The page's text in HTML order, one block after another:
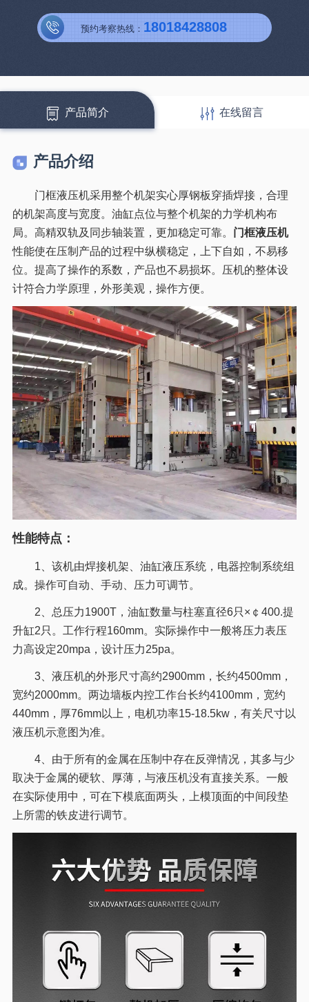
预约考察热线： 18018428808
产品简介 在线留言
产品介绍
门框液压机采用整个机架实心厚钢板穿插焊接，合理
的机架高度与宽度。油缸点位与整个机架的力学机构布
局。高精双轨及同步轴装置，更加稳定可靠。 门框液压机
性能使在压制产品的过程中纵横稳定，上下自如，不易移
位。提高了操作的系数，产品也不易损坏。压机的整体设
计符合力学原理，外形美观，操作方便。
性能特点：
1、该机由焊接机架、油缸液压系统，电器控制系统组
成。操作可自动、手动、压力可调节。
2、总压力1900T，油缸数量与柱塞直径6只×￠400.提
升缸2只。工作行程160mm。实际操作中一般将压力表压
力高设定20mpa，设计压力25pa。
3、液压机的外形尺寸高约2900mm，长约4500mm，
宽约2000mm。两边墙板内控工作台长约4100mm，宽约
440mm，厚76mm以上，电机功率15-18.5kw，有关尺寸以
液压机示意图为准。
4、由于所有的金属在压制中存在反弹情况，其多与少
取决于金属的硬软、厚薄，与液压机没有直接关系。一般
在实际使用中，可在下模底面两头，上模顶面的中间段垫
上所需的铁皮进行调节。